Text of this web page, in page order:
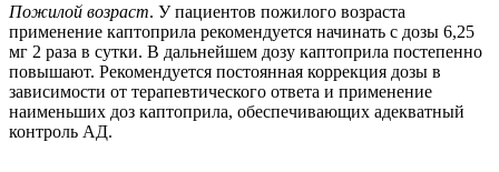
Пожилой возраст. У пациентов пожилого возраста
применение каптоприла рекомендуется начинать с дозы 6,25
мг 2 раза в сутки. В дальнейшем дозу каптоприла постепенно
повышают. Рекомендуется постоянная коррекция дозы в
зависимости от терапевтического ответа и применение
наименьших доз каптоприла, обеспечивающих адекватный
контроль АД.